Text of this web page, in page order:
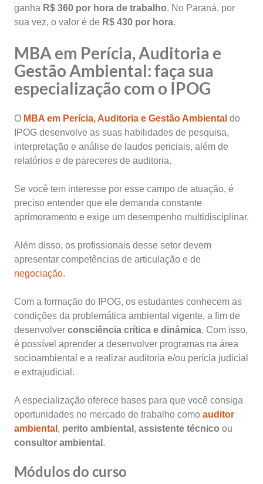
ganha R$ 360 por hora de trabalho. No Paraná, por
sua vez, o valor é de R$ 430 por hora.
MBA em Perícia, Auditoria e
Gestão Ambiental: faça sua
especialização com o IPOG
O MBA em Perícia, Auditoria e Gestão Ambiental do
IPOG desenvolve as suas habilidades de pesquisa,
interpretação e análise de laudos periciais, além de
relatórios e de pareceres de auditoria.
Se você tem interesse por esse campo de atuação, é
preciso entender que ele demanda constante
aprimoramento e exige um desempenho multidisciplinar.
Além disso, os profissionais desse setor devem
apresentar competências de articulação e de
negociação.
Com a formação do IPOG, os estudantes conhecem as
condições da problemática ambiental vigente, a fim de
desenvolver consciência crítica e dinâmica. Com isso,
é possível aprender a desenvolver programas na área
socioambiental e a realizar auditoria e/ou perícia judicial
e extrajudicial.
A especialização oferece bases para que você consiga
oportunidades no mercado de trabalho como auditor
ambiental , perito ambiental , assistente técnico ou
consultor ambiental .
Módulos do curso